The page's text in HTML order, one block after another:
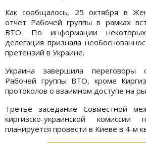
Как сообщалось, 25 октября в
отчет Рабочей группы в рамках
ВТО. По информации
делегация признала
претензий в Украине.
Украина завершила переговоры
Рабочей группы ВТО, кроме
протоколов о взаимном доступе на
Третье заседание Совместной
киргизско-украинской комиссии
планируется провести в Киеве в 4-м